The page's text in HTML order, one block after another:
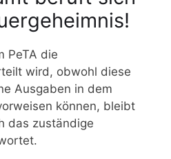
PeTA die
wird, obwohl diese
Ausgaben in dem
können, bleibt
das zuständige